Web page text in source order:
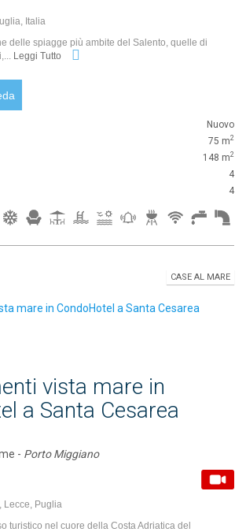
Italia
delle spiagge più ambite del Salento, quelle di
Leggi Tutto
Nuovo
75 m2
148 m2
4
4
CASE AL MARE
vista mare in
a Santa Cesarea
- Porto Miggiano
Lecce, Puglia
turistico nel cuore della Costa Adriatica del